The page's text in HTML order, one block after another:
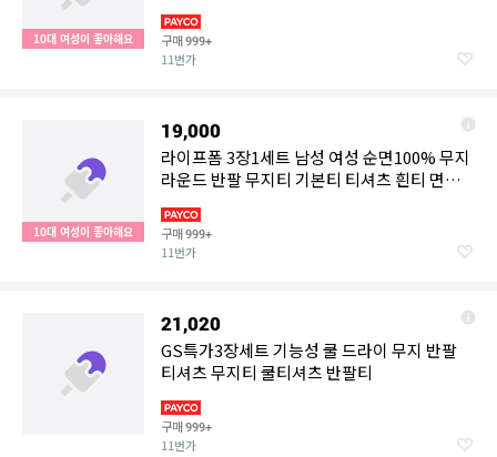
10대 여성이 좋아해요 구매999+
11번가
10대 여성이 좋아해요
19,000
라이프폼 3장1세트 남성 여성 순면100% 무지
라운드 반팔 무지티 기본티 티셔츠 흰티 면티
구매999+
11번가
21,020
GS특가3장세트 기능성 쿨 드라이 무지 반팔
티셔츠 무지티 쿨티셔츠 반팔티
구매999+
11번가